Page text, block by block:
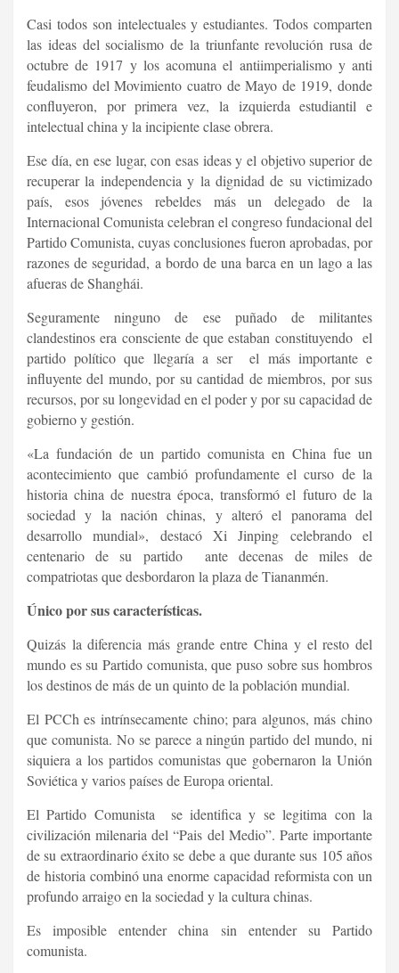
Casi todos son intelectuales y estudiantes. Todos comparten
las ideas del socialismo de la triunfante revolución rusa de
octubre de 1917 y los acomuna el antiimperialismo y anti
feudalismo del Movimiento cuatro de Mayo de 1919, donde
confluyeron, por primera vez, la izquierda estudiantil e
intelectual china y la incipiente clase obrera.
Ese día, en ese lugar, con esas ideas y el objetivo superior de
recuperar la independencia y la dignidad de su victimizado
país, esos jóvenes rebeldes más un delegado de la
Internacional Comunista celebran el congreso fundacional del
Partido Comunista, cuyas conclusiones fueron aprobadas, por
razones de seguridad, a bordo de una barca en un lago a las
afueras de Shanghái.
Seguramente ninguno de ese puñado de militantes
clandestinos era consciente de que estaban constituyendo el
partido político que llegaría a ser el más importante e
influyente del mundo, por su cantidad de miembros, por sus
recursos, por su longevidad en el poder y por su capacidad de
gobierno y gestión.
«La fundación de un partido comunista en China fue un
acontecimiento que cambió profundamente el curso de la
historia china de nuestra época, transformó el futuro de la
sociedad y la nación chinas, y alteró el panorama del
desarrollo mundial», destacó Xi Jinping celebrando el
centenario de su partido ante decenas de miles de
compatriotas que desbordaron la plaza de Tiananmén.
Único por sus características.
Quizás la diferencia más grande entre China y el resto del
mundo es su Partido comunista, que puso sobre sus hombros
los destinos de más de un quinto de la población mundial.
El PCCh es intrínsecamente chino; para algunos, más chino
que comunista. No se parece a ningún partido del mundo, ni
siquiera a los partidos comunistas que gobernaron la Unión
Soviética y varios países de Europa oriental.
El Partido Comunista se identifica y se legitima con la
civilización milenaria del “Pais del Medio”. Parte importante
de su extraordinario éxito se debe a que durante sus 105 años
de historia combinó una enorme capacidad reformista con un
profundo arraigo en la sociedad y la cultura chinas.
Es imposible entender china sin entender su Partido
comunista.